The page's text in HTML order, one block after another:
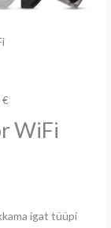
€
WiFi
igat tüüpi